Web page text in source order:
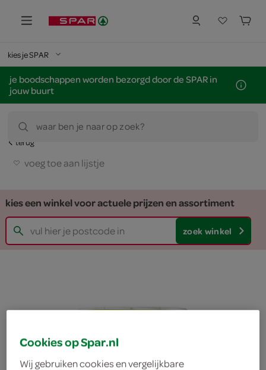
kies je SPAR
je boodschappen worden bezorgd door de SPAR in
jouw buurt
waar ben je naar op zoek?
terug
voeg toe aan lijstje
kies een winkel voor actuele prijzen en assortiment
zoek winkel
Cookies op Spar.nl
Wij gebruiken cookies en vergelijkbare